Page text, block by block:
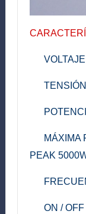
VOLTAJE
TENSIÓN
MÁXIMA
PEAK
ON / OFF